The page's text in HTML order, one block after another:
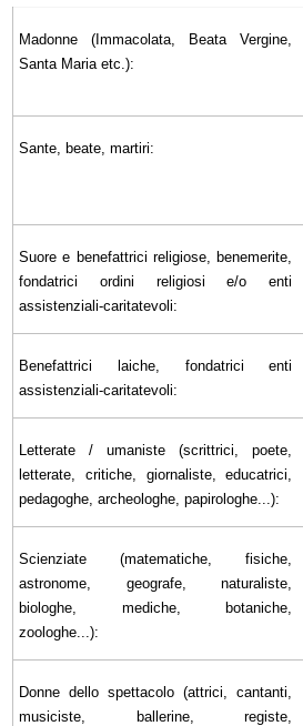
Madonne (Immacolata, Beata Vergine,
Santa Maria etc.):
Sante, beate, martiri:
Suore e benefattrici religiose, benemerite,
fondatrici ordini religiosi e/o enti
assistenziali-caritatevoli:
Benefattrici laiche, fondatrici enti
assistenziali-caritatevoli:
Letterate / umaniste (scrittrici, poete,
letterate, critiche, giornaliste, educatrici,
pedagoghe, archeologhe, papirologhe...):
Scienziate (matematiche, fisiche,
astronome, geografe, naturaliste,
biologhe, mediche, botaniche,
zoologhe...):
Donne dello spettacolo (attrici, cantanti,
musiciste, ballerine, registe,